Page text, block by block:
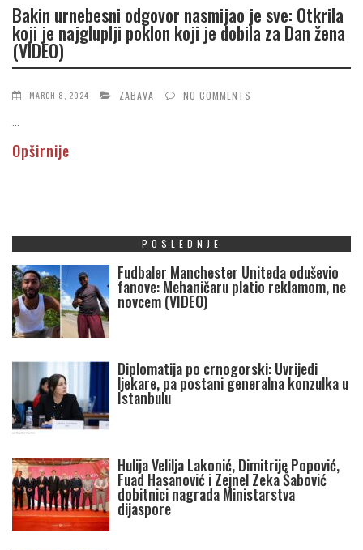
Bakin urnebesni odgovor nasmijao je sve: Otkrila
koji je najgluplji poklon koji je dobila za Dan žena
(VIDEO)
MARCH 8, 2024 ZABAVA NO COMMENTS
...
Opširnije
POSLEDNJE
Fudbaler Manchester Uniteda oduševio
fanove: Mehaničaru platio reklamom, ne
novcem (VIDEO)
Diplomatija po crnogorski: Uvrijedi
ljekare, pa postani generalna konzulka u
Istanbulu
Hulija Velilja Lakonić, Dimitrije Popović,
Fuad Hasanović i Zejnel Zeka Šabović
dobitnici nagrada Ministarstva
dijaspore